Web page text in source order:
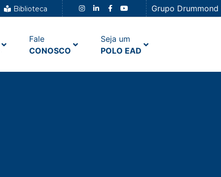
Biblioteca Grupo Drummond
Fale
CONOSCO
Seja um
POLO EAD